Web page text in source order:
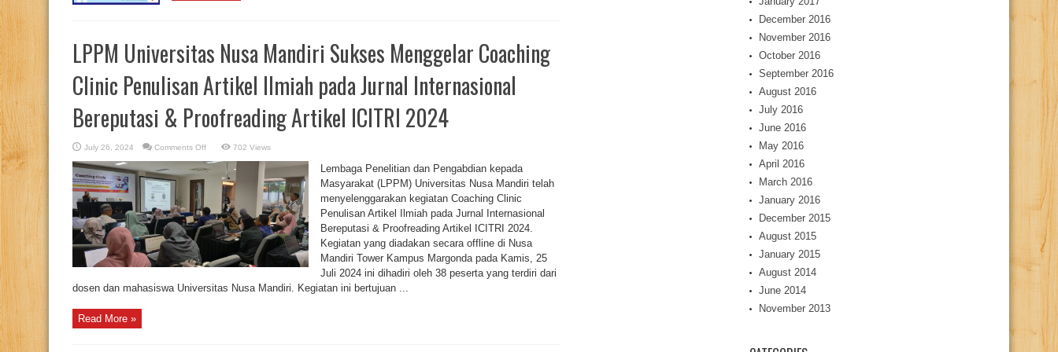
LPPM Universitas Nusa Mandiri Sukses Menggelar Coaching
Clinic Penulisan Artikel Ilmiah pada Jurnal Internasional
Bereputasi & Proofreading Artikel ICITRI 2024
July 26, 2024 Comments Offon
Universitas
Nusa
Mandiri
Sukses
Menggelar
Coaching
Clinic
Penulisan
Artikel
Ilmiah
Jurnal
Internasional
&
Proofreading
702 Views
Lembaga Penelitian dan Pengabdian kepada
Masyarakat (LPPM) Universitas Nusa Mandiri telah
menyelenggarakan kegiatan Coaching Clinic
Penulisan Artikel Ilmiah pada Jurnal Internasional
Bereputasi & Proofreading Artikel ICITRI 2024.
Kegiatan yang diadakan secara offline di Nusa
Mandiri Tower Kampus Margonda pada Kamis, 25
Juli 2024 ini dihadiri oleh 38 peserta yang terdiri dari
dosen dan mahasiswa Universitas Nusa Mandiri. Kegiatan ini bertujuan ...
Read More »
December 2016
November 2016
October 2016
September 2016
August 2016
July 2016
June 2016
May 2016
April 2016
March 2016
January 2016
December 2015
August 2015
January 2015
August 2014
June 2014
November 2013